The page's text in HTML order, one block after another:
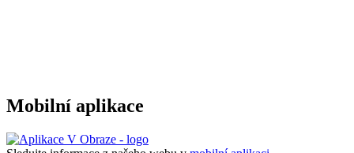
Mobilní aplikace